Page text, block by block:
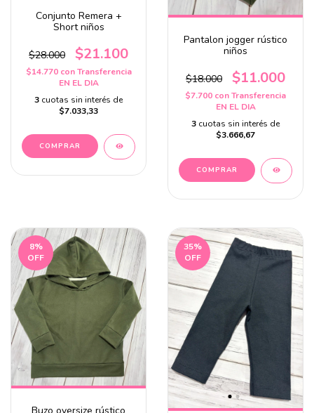
Conjunto Remera +
Short niños
$28.000 $21.100
$14.770 con Transferencia
EN EL DIA
3 cuotas sin interés de
$7.033,33
COMPRAR
Pantalon jogger rústico
niños
$18.000 $11.000
$7.700 conTransferencia
EN EL DIA
3 cuotas sin interés de
$3.666,67
COMPRAR
8%
OFF
35%
OFF